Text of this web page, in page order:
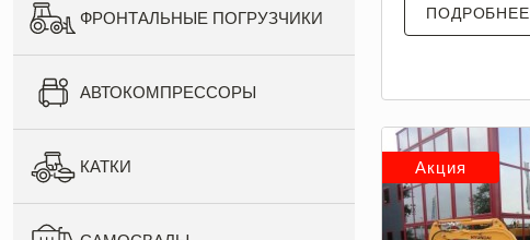
ФРОНТАЛЬНЫЕ ПОГРУЗЧИКИ
АВТОКОМПРЕССОРЫ
КАТКИ
ПОДРОБНЕЕ
Акция